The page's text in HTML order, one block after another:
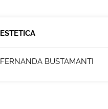
ESTETICA
FERNANDA BUSTAMANTI